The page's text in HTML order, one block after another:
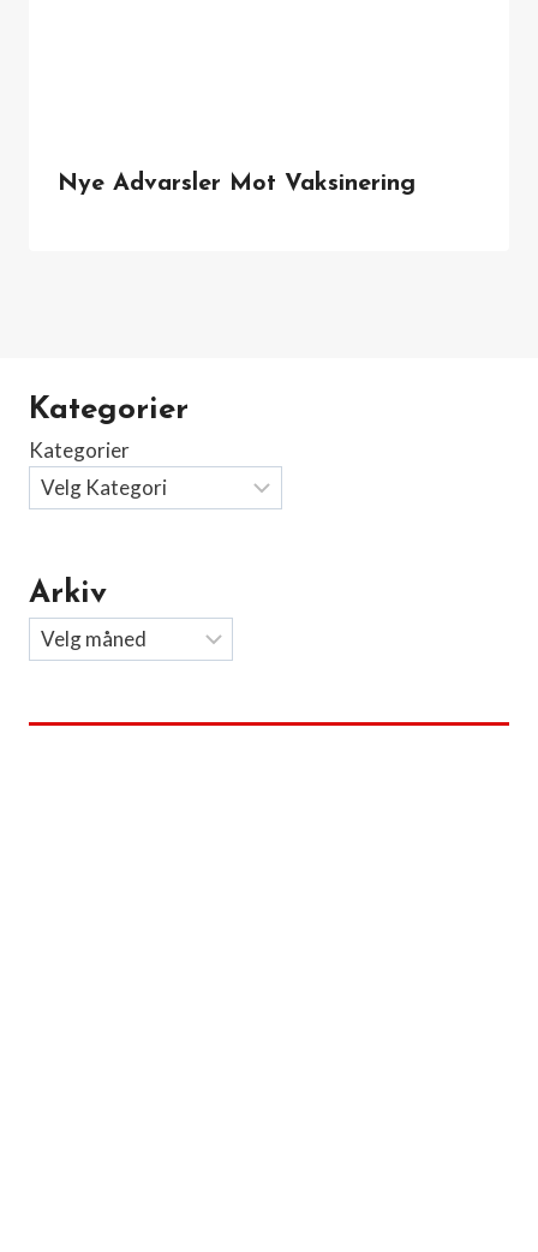
Nye Advarsler Mot Vaksinering
Kategorier
Kategorier
Arkiv
Arkiv